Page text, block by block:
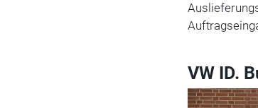
VW ID.